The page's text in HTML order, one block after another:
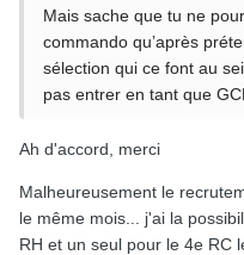
Mais sache que tu ne
commando qu’après
sélection qui ce font au
pas entrer en tant que
Ah d'accord, merci
Malheureusement le
le même mois... j'ai la
RH et un seul pour le 4e RC